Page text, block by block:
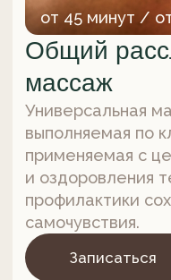
Мягкая и безболезненная
массажа поможет
проработать все тело,
подвижность суставам и
и освобождение от общей
усталости тела.
Записаться